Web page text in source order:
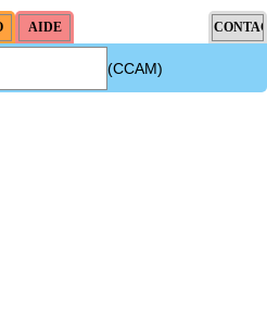
(CCAM)